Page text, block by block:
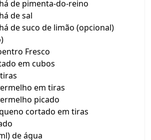
de pimenta-do-reino
de sal
de suco de limão (opcional)
Fresco
em cubos
em tiras
picado
cortado em tiras
de água